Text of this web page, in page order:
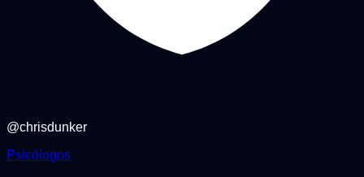
@chrisdunker
Psicólogos